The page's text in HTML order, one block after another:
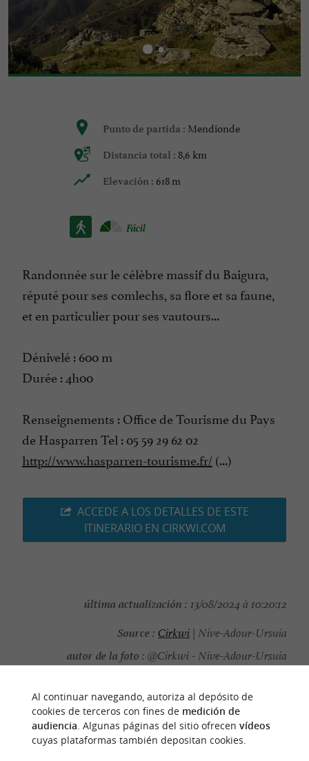
Punto de partida : Mendionde
Distancia total : 8,6 km
Elevación : 618 m
Fácil
Randonnée sur le célèbre massif du Baigura,
réputé pour ses comlechs, sa flore et sa faune,
et en particulier pour ses vautours...
Dénivelé : 600 m
Durée : 4h00
Renseignements : Office de Tourisme du Pays
de Hasparren Tel : 05 59 29 62 02
http://www.hasparren-tourisme.fr/ (...)
ACCEDE A LOS DETALLES DE ESTE
ITINERARIO EN CIRKWI.COM
última actualización : 13/08/2024 à 10:20:12
Source : Cirkwi | Nive-Adour-Ursuia
autor de la foto : @Cirkwi - Nive-Adour-Ursuia
PARA DESCUBRIRALREDEDOR
Al continuar navegando, autoriza al depósito de
cookies de terceros con fines de medición de
audiencia. Algunas páginas del sitio ofrecen vídeos
cuyas plataformas también depositan cookies.